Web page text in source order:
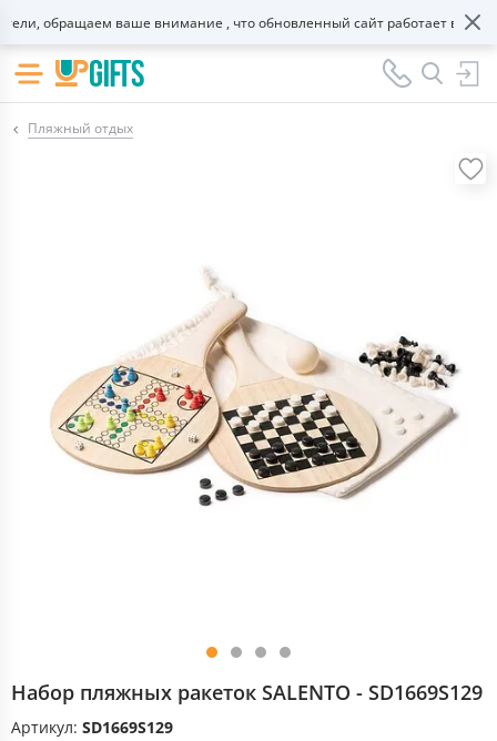
обращаем ваше внимание , что обновленный сайт работает в
Пляжный отдых
Набор пляжных ракеток SALENTO - SD1669S129
Артикул: SD1669S129